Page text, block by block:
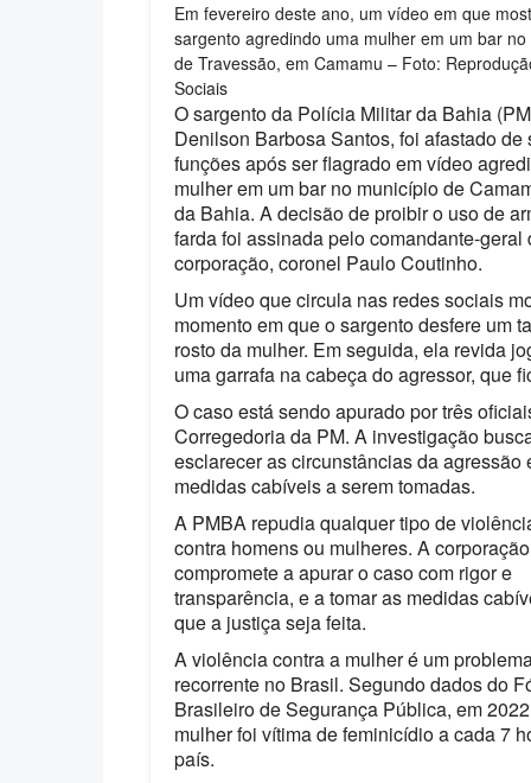
Em fevereiro deste ano, um vídeo em que
sargento agredindo uma mulher em um bar no
de Travessão, em Camamu – Foto:
Sociais
O sargento da Polícia Militar da Bahia
Denilson Barbosa Santos, foi afastado de
funções após ser flagrado em vídeo
mulher em um bar no município de
da Bahia. A decisão de proibir o uso de
farda foi assinada pelo comandante-geral
corporação, coronel Paulo Coutinho.
Um vídeo que circula nas redes sociais
momento em que o sargento desfere um
rosto da mulher. Em seguida, ela revida
uma garrafa na cabeça do agressor, que
O caso está sendo apurado por três
Corregedoria da PM. A investigação
esclarecer as circunstâncias da agressão
medidas cabíveis a serem tomadas.
A PMBA repudia qualquer tipo de
contra homens ou mulheres. A
compromete a apurar o caso com rigor e
transparência, e a tomar as medidas
que a justiça seja feita.
A violência contra a mulher é um
recorrente no Brasil. Segundo dados do
Brasileiro de Segurança Pública, em
mulher foi vítima de feminicídio a cada 7
país.